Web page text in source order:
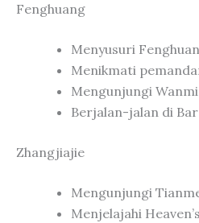
Fenghuang
Menyusuri
Menikmati
Mengunjungi
Berjalan-jalan di
Zhangjiajie
Mengunjungi
Menjelajahi